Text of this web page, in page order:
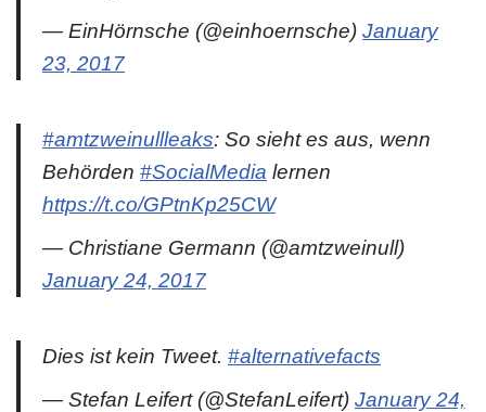
— EinHörnsche (@einhoernsche) January
23, 2017
#amtzweinullleaks: So sieht es aus, wenn
Behörden #SocialMedia lernen
https://t.co/GPtnKp25CW
— Christiane Germann (@amtzweinull)
January 24, 2017
Dies ist kein Tweet. #alternativefacts
— Stefan Leifert (@StefanLeifert) January 24,